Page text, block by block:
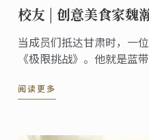
校友 | 创意美食家魏
当成员们抵达甘肃时，一
《极限挑战》。他就是蓝
阅读更多